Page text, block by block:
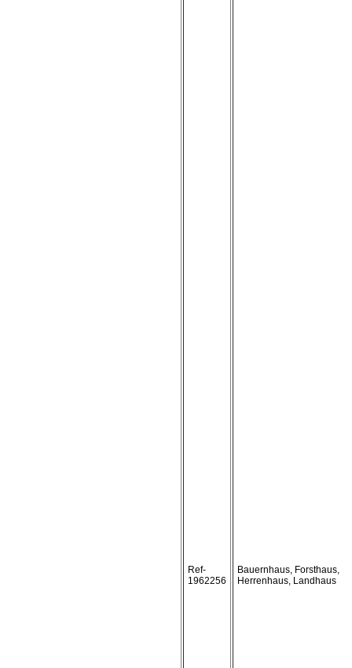
Ref-
1962256
Bauernhaus, Forsthaus,
Herrenhaus, Landhaus